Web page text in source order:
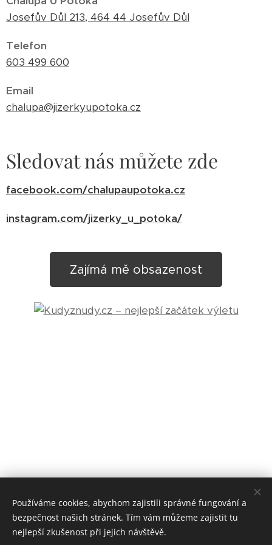
Děkujeme za pochopení.
Josefův Důl 213, 464 44 Josefův Důl
Telefon
603 499 600
Email
chalupa@jizerkyupotoka.cz
Sledovat nás můžete zde
facebook.com/chalupaupotoka.cz
instagram.com/jizerky_u_potoka/
Zajímá mě obsazenost
Používáme cookies, abychom zajistili správné fungování a
bezpečnost našich stránek. Tím vám můžeme zajistit tu
nejlepší zkušenost při jejich návštěvě.